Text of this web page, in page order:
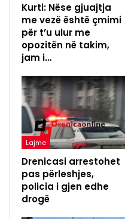
Kurti: Nëse gjuajtja
me vezë është çmimi
për t’u ulur me
opozitën në takim,
jam i…
Lajme
Drenicasi arrestohet
pas përleshjes,
policia i gjen edhe
drogë